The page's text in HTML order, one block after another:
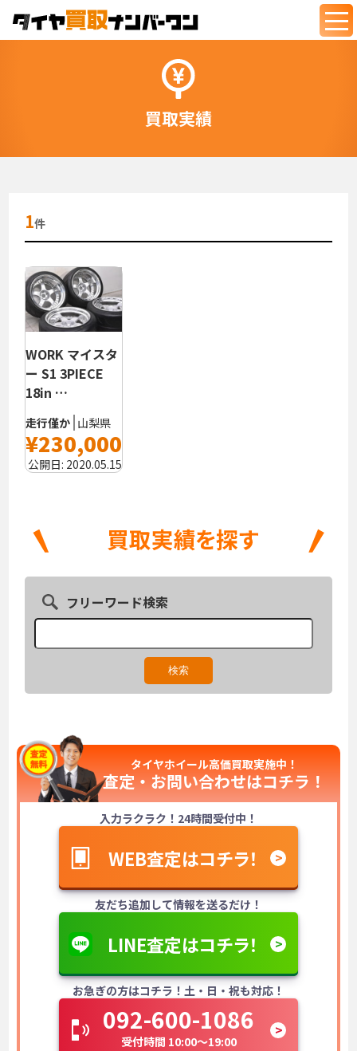
買取実績
1件
WORK マイスタ
ー S1 3PIECE
18in …
走行僅か 山梨県
¥230,000
公開日: 2020.05.15
フリーワード検索
タイヤホイール高価買取実施中！
査定・お問い合わせはコチラ！
入力ラクラク！24時間受付中！
WEB査定はコチラ！
友だち追加して情報を送るだけ！
LINE査定はコチラ！
お急ぎの方はコチラ！土・日・祝も対応！
092-600-1086
受付時間 10:00～19:00